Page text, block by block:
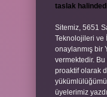
taslak
Sitemiz, 5651
Teknolojileri ve
onaylanmış bir
vermektedir.
proaktif olarak
üyelerimiz